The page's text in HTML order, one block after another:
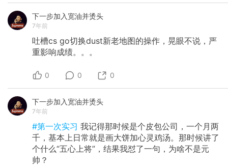
下一步加入宽油并烫头
7年前
吐槽cs go切换dust新老地图的操作，晃眼不说，严
重影响成绩。。。
0 0 0
下一步加入宽油并烫头
7年前
#第一次实习 我记得那时候是个皮包公司，一个月两
千，基本上日常就是画大饼加心灵鸡汤。那时候讲了
个什么“五心上将”，结果我怼了一句，为啥不是元
帅？